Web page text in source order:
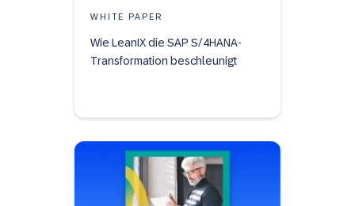
WHITE PAPER
Wie LeanIX die SAP S/4HANA-
Transformation beschleunigt